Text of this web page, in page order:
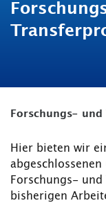
Forschungs-
Hier bieten wir
Forschungs-
bisherigen